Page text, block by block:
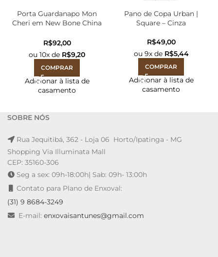
Porta Guardanapo Mon
Cheri em New Bone China
R$
ou 10x de R$9,20
COMPRAR
Adicionar à lista de
casamento
Pano de Copa Urban |
Square – Cinza
R$
ou 9x de R$5,44
COMPRAR
Adicionar à lista de
casamento
SOBRE NÓS
Rua Jequitibá, 362 - Loja 06 Horto/Ipatinga - MG
Shopping Via Illuminata Mall
CEP: 35160-306
Seg a sex: 09h-18:00h| Sab: 09h- 13:00h
Contato para Plano de Enxoval:
(31) 9 8684-3249
E-mail: enxovaisantunes@gmail.com